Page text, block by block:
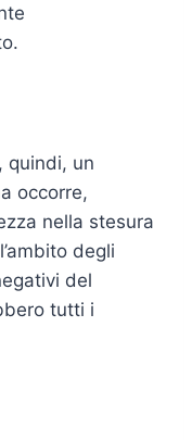
quindi, un
occorre,
nella stesura
degli
del
tutti i